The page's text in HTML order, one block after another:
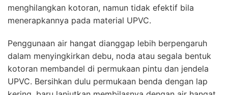
menghilangkan kotoran, namun tidak efektif bila
menerapkannya pada material UPVC.
Penggunaan air hangat dianggap lebih berpengaruh
dalam menyingkirkan debu, noda atau segala bentuk
kotoran membandel di permukaan pintu dan jendela
UPVC. Bersihkan dulu permukaan benda dengan lap